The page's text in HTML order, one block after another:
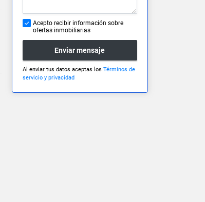
Acepto recibir información sobre
ofertas inmobiliarias
Enviar mensaje
Al enviar tus datos aceptas los Términos de
servicio y privacidad